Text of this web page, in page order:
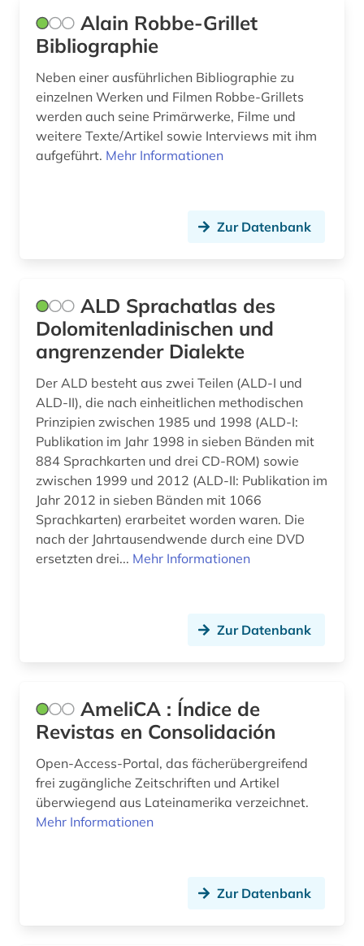
frankreich zeitung (1)
französisch (81)
französische literatur (3)
französischer bibliothekenverbund (1)
französisches sprachgebiet (1)
fremdsprachenlernen (1)
fremdwort (1)
futurismus (1)
fürstliche bibliothek corvey (1)
galicien (2)
galicisch (1)
galloromanisch (1)
germanistik (5)
geschichte &lt;1475-1700&gt; (1)
geschichte &lt;1550-1921&gt; (1)
Alain Robbe-Grillet
Bibliographie
Neben einer ausführlichen Bibliographie zu
einzelnen Werken und Filmen Robbe-Grillets
werden auch seine Primärwerke, Filme und
weitere Texte/Artikel sowie Interviews mit ihm
aufgeführt. Mehr Informationen
Zur Datenbank
ALD Sprachatlas des
Dolomitenladinischen und
angrenzender Dialekte
Der ALD besteht aus zwei Teilen (ALD-I und
ALD-II), die nach einheitlichen methodischen
Prinzipien zwischen 1985 und 1998 (ALD-I:
Publikation im Jahr 1998 in sieben Bänden mit
884 Sprachkarten und drei CD-ROM) sowie
zwischen 1999 und 2012 (ALD-II: Publikation im
Jahr 2012 in sieben Bänden mit 1066
Sprachkarten) erarbeitet worden waren. Die
nach der Jahrtausendwende durch eine DVD
ersetzten drei... Mehr Informationen
Zur Datenbank
AmeliCA : Índice de
Revistas en Consolidación
Open-Access-Portal, das fächerübergreifend
frei zugängliche Zeitschriften und Artikel
überwiegend aus Lateinamerika verzeichnet.
Mehr Informationen
Zur Datenbank